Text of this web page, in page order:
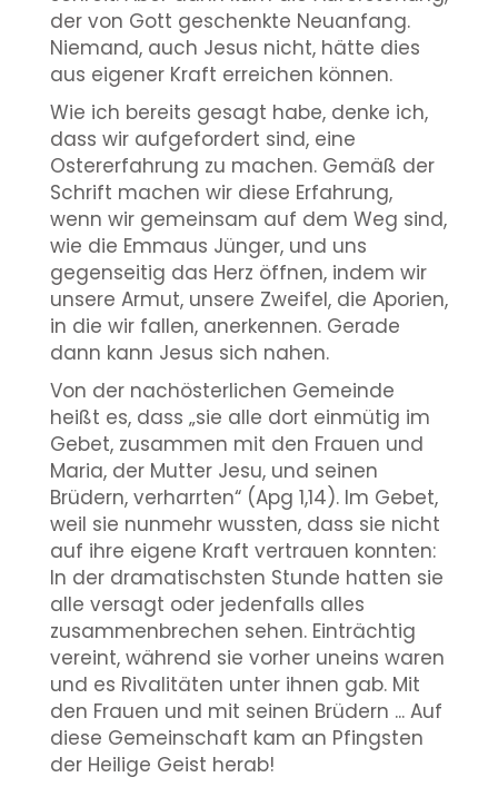
der von Gott geschenkte Neuanfang.
Niemand, auch Jesus nicht, hätte dies
aus eigener Kraft erreichen können.
Wie ich bereits gesagt habe, denke ich,
dass wir aufgefordert sind, eine
Ostererfahrung zu machen. Gemäß der
Schrift machen wir diese Erfahrung,
wenn wir gemeinsam auf dem Weg sind,
wie die Emmaus Jünger, und uns
gegenseitig das Herz öffnen, indem wir
unsere Armut, unsere Zweifel, die Aporien,
in die wir fallen, anerkennen. Gerade
dann kann Jesus sich nahen.
Von der nachösterlichen Gemeinde
heißt es, dass „sie alle dort einmütig im
Gebet, zusammen mit den Frauen und
Maria, der Mutter Jesu, und seinen
Brüdern, verharrten“ (Apg 1,14). Im Gebet,
weil sie nunmehr wussten, dass sie nicht
auf ihre eigene Kraft vertrauen konnten:
In der dramatischsten Stunde hatten sie
alle versagt oder jedenfalls alles
zusammenbrechen sehen. Einträchtig
vereint, während sie vorher uneins waren
und es Rivalitäten unter ihnen gab. Mit
den Frauen und mit seinen Brüdern ... Auf
diese Gemeinschaft kam an Pfingsten
der Heilige Geist herab!